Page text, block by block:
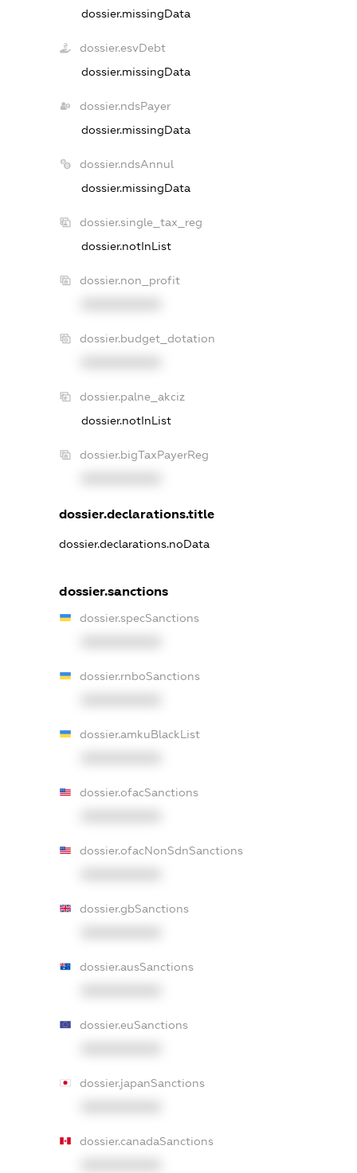
dossier.missingData
dossier.esvDebt
dossier.missingData
dossier.ndsPayer
dossier.missingData
dossier.ndsAnnul
dossier.missingData
dossier.single_tax_reg
dossier.notInList
dossier.non_profit
dossier.budget_dotation
dossier.palne_akciz
dossier.notInList
dossier.bigTaxPayerReg
dossier.declarations.title
dossier.declarations.noData
dossier.sanctions
dossier.specSanctions
dossier.rnboSanctions
dossier.amkuBlackList
dossier.ofacSanctions
dossier.ofacNonSdnSanctions
dossier.gbSanctions
dossier.ausSanctions
dossier.euSanctions
dossier.japanSanctions
dossier.canadaSanctions